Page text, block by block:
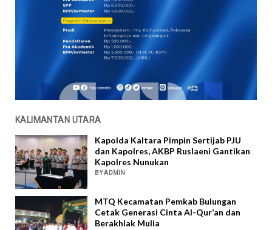
KALIMANTAN UTARA
Kapolda Kaltara Pimpin Sertijab PJU
dan Kapolres, AKBP Ruslaeni Gantikan
Kapolres Nunukan
BY ADMIN
MTQ Kecamatan Pemkab Bulungan
Cetak Generasi Cinta Al-Qur’an dan
Berakhlak Mulia